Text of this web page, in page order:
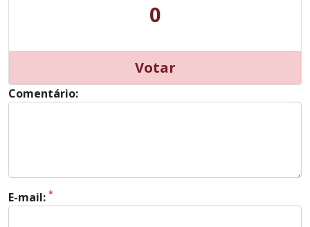
0
Votar
Comentário:
E-mail: *